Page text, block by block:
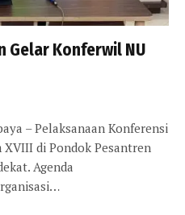
Gelar Konferwil NU
– Pelaksanaan Konferensi
di Pondok Pesantren
Agenda